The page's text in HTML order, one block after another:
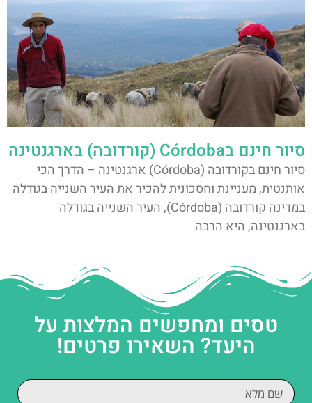
סיור חינם בCórdoba (קורדובה) בארגנטינה
סיור חינם בקורדובה (Córdoba) ארגנטינה – הדרך הכי
אותנטית, מעניינת וחסכונית להכיר את העיר השנייה בגודלה
במדינה קורדובה (Córdoba), העיר השנייה בגודלה
בארגנטינה, היא הרבה
טסים ומחפשים המלצות על
היעד? השאירו פרטים!